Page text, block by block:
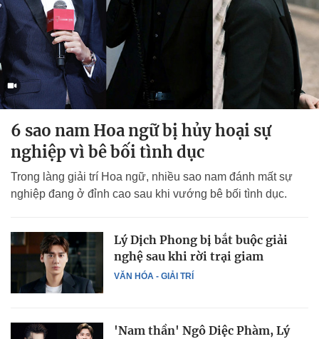
6 sao nam Hoa ngữ bị hủy hoại sự
nghiệp vì bê bối tình dục
Trong làng giải trí Hoa ngữ, nhiều sao nam đánh mất sự
nghiệp đang ở đỉnh cao sau khi vướng bê bối tình dục.
VĂN HÓA - GIẢI TRÍ
Lý Dịch Phong bị bắt buộc giải
nghệ sau khi rời trại giam
'Nam thần' Ngô Diệc Phàm, Lý